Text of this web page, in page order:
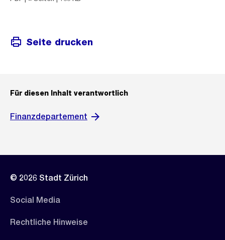
Seite drucken
Für diesen Inhalt verantwortlich
Finanzdepartement
© 2026 Stadt Zürich
Social Media
Rechtliche Hinweise